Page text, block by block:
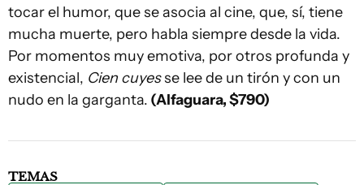
tocar el humor, que se asocia al cine, que, sí, tiene
mucha muerte, pero habla siempre desde la vida.
Por momentos muy emotiva, por otros profunda y
existencial, Cien cuyesse lee de un tirón y con un
nudo en la garganta. (Alfaguara, $790)
TEMAS